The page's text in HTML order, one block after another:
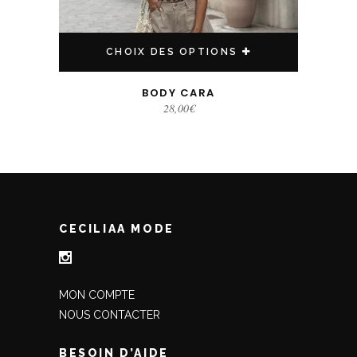
CHOIX DES OPTIONS
BODY CARA
28,00€
CECILIAA MODE
MON COMPTE
NOUS CONTACTER
BESOIN D’AIDE